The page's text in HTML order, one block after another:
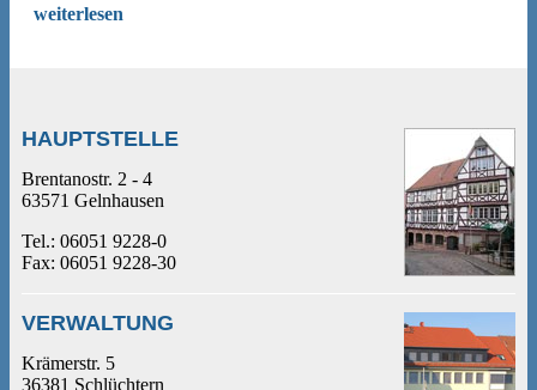
weiterlesen
HAUPTSTELLE
Brentanostr. 2 - 4
63571 Gelnhausen
Tel.: 06051 9228-0
Fax: 06051 9228-30
VERWALTUNG
Krämerstr. 5
36381 Schlüchtern